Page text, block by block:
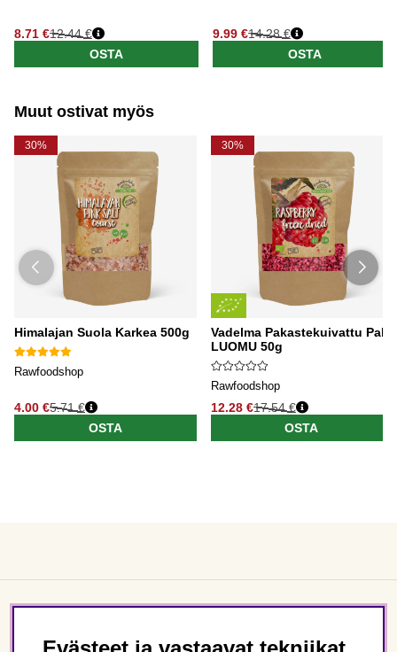
8.71 €
Normaali hinta
12.44 €
OSTA
9.99 €
Normaali hinta
14.28 €
OSTA
Muut ostivat myös
30%
Himalajan Suola Karkea 500g
Rawfoodshop
4.00 €5.71 €
OSTA
30%
Vadelma Pakastekuivattu Pala
LUOMU 50g
Rawfoodshop
12.28 €17.54 €
OSTA